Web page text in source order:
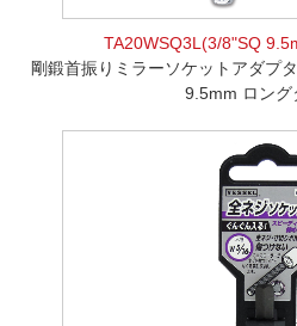
TA20WSQ3L(3/8"SQ
剛鍛首振りミラーソケットアダプ
9.5mm ロング